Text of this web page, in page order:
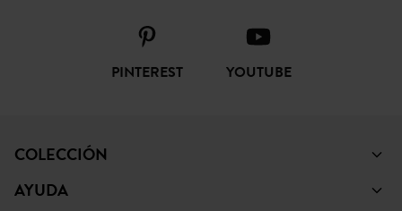
PINTEREST YOUTUBE
COLECCIÓN
AYUDA